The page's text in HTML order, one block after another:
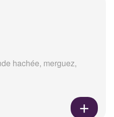
hachée, merguez,